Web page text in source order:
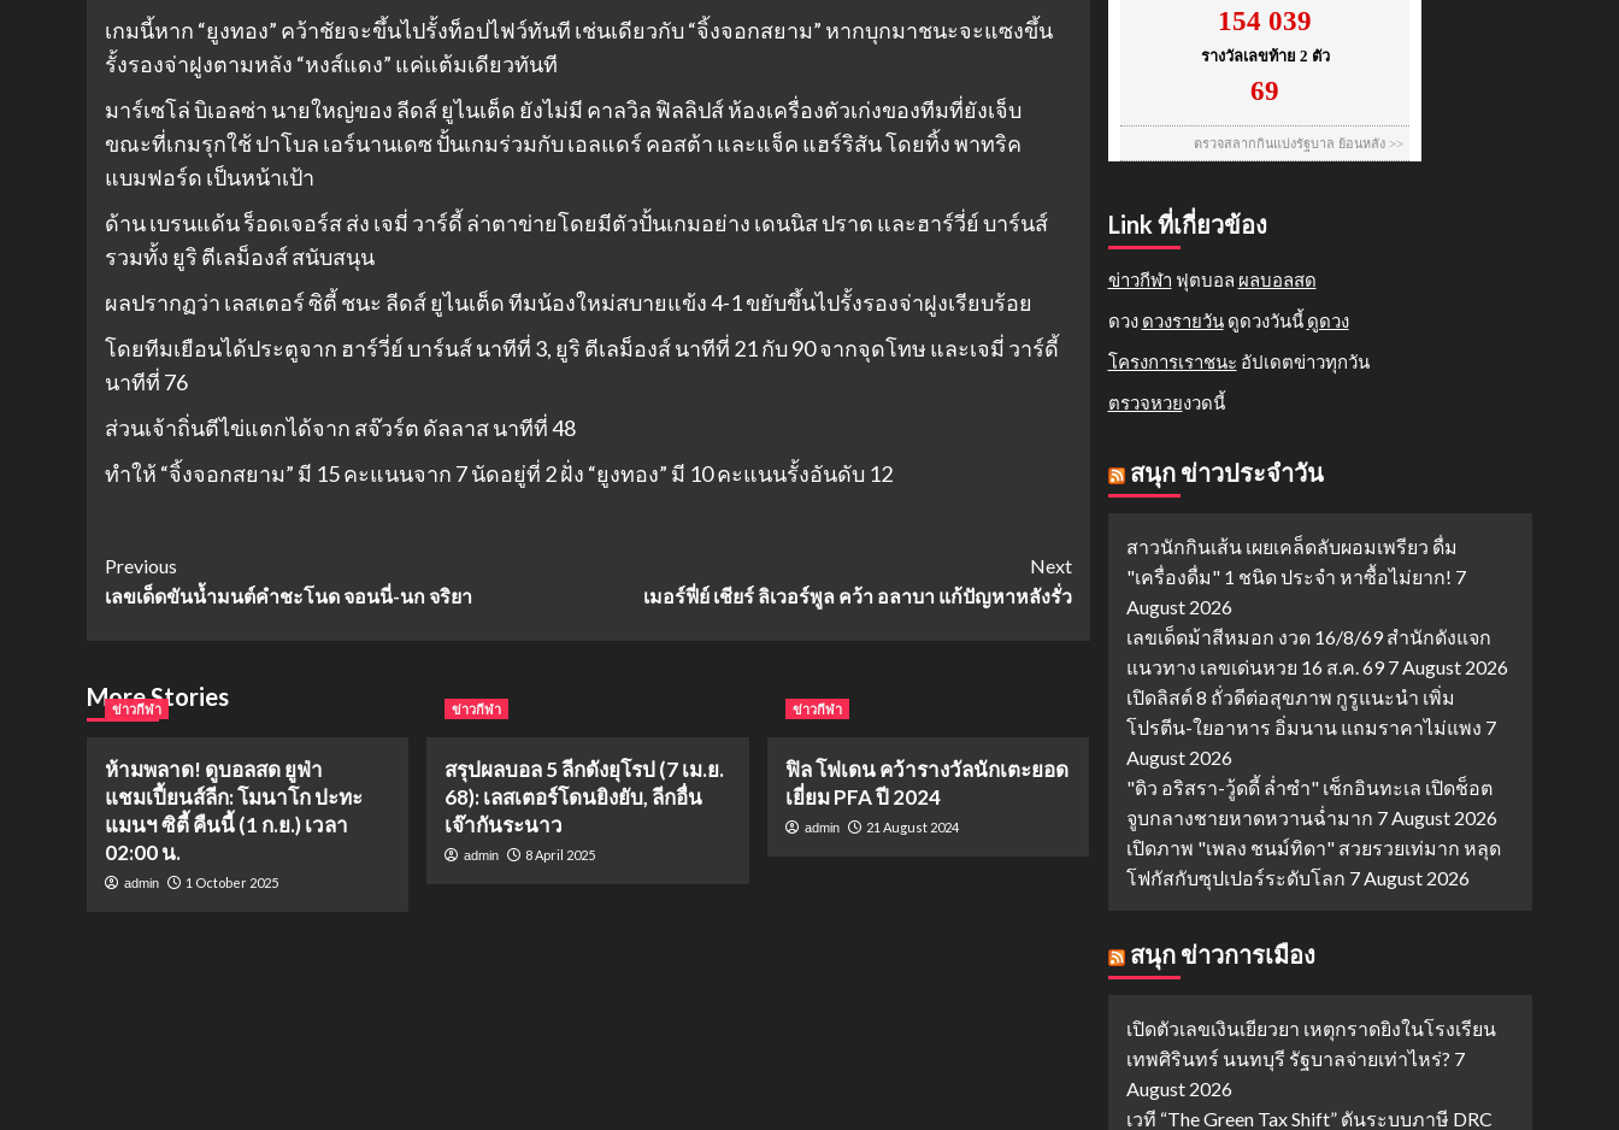
เกมนี้หาก “ยูงทอง” คว้าชัยจะขึ้นไปรั้งท็อปไฟว์ทันที เช่นเดียวกับ “จิ้งจอกสยาม” หากบุกมาชนะจะแซงขึ้น
รั้งรองจ่าฝูงตามหลัง “หงส์แดง” แค่แต้มเดียวทันที
มาร์เซโล่ บิเอลซ่า นายใหญ่ของ ลีดส์ ยูไนเต็ด ยังไม่มี คาลวิล ฟิลลิปส์ ห้องเครื่องตัวเก่งของทีมที่ยังเจ็บ
ขณะที่เกมรุกใช้ ปาโบล เอร์นานเดซ ปั้นเกมร่วมกับ เอลแดร์ คอสต้า และแจ็ค แฮร์ริสัน โดยทิ้ง พาทริค
แบมฟอร์ด เป็นหน้าเป้า
ด้าน เบรนแด้น ร็อดเจอร์ส ส่ง เจมี่ วาร์ดี้ ล่าตาข่ายโดยมีตัวปั้นเกมอย่าง เดนนิส ปราต และฮาร์วี่ย์ บาร์นส์
รวมทั้ง ยูริ ตีเลม็องส์ สนับสนุน
ผลปรากฏว่า เลสเตอร์ ซิตี้ ชนะ ลีดส์ ยูไนเต็ด ทีมน้องใหม่สบายแข้ง 4-1 ขยับขึ้นไปรั้งรองจ่าฝูงเรียบร้อย
โดยทีมเยือนได้ประตูจาก ฮาร์วี่ย์ บาร์นส์ นาทีที่ 3, ยูริ ตีเลม็องส์ นาทีที่ 21 กับ 90 จากจุดโทษ และเจมี่ วาร์ดี้
นาทีที่ 76
ส่วนเจ้าถิ่นตีไข่แตกได้จาก สจ๊วร์ต ดัลลาส นาทีที่ 48
ทำให้ “จิ้งจอกสยาม” มี 15 คะแนนจาก 7 นัดอยู่ที่ 2 ฝั่ง “ยูงทอง” มี 10 คะแนนรั้งอันดับ 12
Post
Navigation
Previous
เลขเด็ดขันน้ำมนต์คำชะโนด จอนนี่-นก จริยา
Next
เมอร์ฟี่ย์ เชียร์ ลิเวอร์พูล คว้า อลาบา แก้ปัญหาหลังรั่ว
More Stories
ข่าวกีฬา
ห้ามพลาด! ดูบอลสด ยูฟ่า
แชมเปี้ยนส์ลีก: โมนาโก ปะทะ
แมนฯ ซิตี้ คืนนี้ (1 ก.ย.) เวลา
02:00 น.
admin 1 October 2025
ข่าวกีฬา
สรุปผลบอล 5 ลีกดังยุโรป (7 เม.ย.
68): เลสเตอร์โดนยิงยับ, ลีกอื่น
เจ๊ากันระนาว
admin 8 April 2025
ข่าวกีฬา
ฟิล โฟเดน คว้ารางวัลนักเตะยอด
เยี่ยม PFA ปี 2024
admin 21 August 2024
Link ที่เกี่ยวข้อง
ข่าวกีฬา ฟุตบอล ผลบอลสด
ดวง ดวงรายวันดูดวงวันนี้ ดูดวง
โครงการเราชนะ อัปเดตข่าวทุกวัน
ตรวจหวยงวดนี้
สนุก ข่าวประจำวัน
สาวนักกินเส้น เผยเคล็ดลับผอมเพรียว ดื่ม
"เครื่องดื่ม" 1 ชนิด ประจำ หาซื้อไม่ยาก! 7
August 2026
เลขเด็ดม้าสีหมอก งวด 16/8/69 สำนักดังแจก
แนวทาง เลขเด่นหวย 16 ส.ค. 69 7 August 2026
เปิดลิสต์ 8 ถั่วดีต่อสุขภาพ กูรูแนะนำ เพิ่ม
โปรตีน-ใยอาหาร อิ่มนาน แถมราคาไม่แพง 7
August 2026
"ดิว อริสรา-วู้ดดี้ ล่ำซำ" เช็กอินทะเล เปิดช็อต
จูบกลางชายหาดหวานฉ่ำมาก 7 August 2026
เปิดภาพ "เพลง ชนม์ทิดา" สวยรวยเท่มาก หลุด
โฟกัสกับซุปเปอร์ระดับโลก 7 August 2026
สนุก ข่าวการเมือง
เปิดตัวเลขเงินเยียวยา เหตุกราดยิงในโรงเรียน
เทพศิรินทร์ นนทบุรี รัฐบาลจ่ายเท่าไหร่? 7
August 2026
เวที “The Green Tax Shift” ดันระบบภาษี DRC